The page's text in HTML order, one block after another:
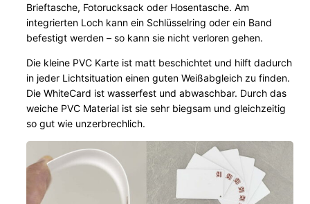
Brieftasche, Fotorucksack oder Hosentasche. Am
integrierten Loch kann ein Schlüsselring oder ein Band
befestigt werden – so kann sie nicht verloren gehen.
Die kleine PVC Karte ist matt beschichtet und hilft dadurch
in jeder Lichtsituation einen guten Weißabgleich zu finden.
Die WhiteCard ist wasserfest und abwaschbar. Durch das
weiche PVC Material ist sie sehr biegsam und gleichzeitig
so gut wie unzerbrechlich.